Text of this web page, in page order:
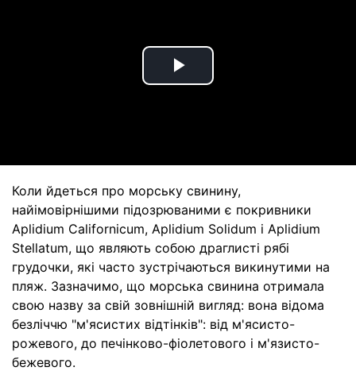
Play
Коли йдеться про морську свинину,
найімовірнішими підозрюваними є покривники
Aplidium Californicum, Aplidium Solidum і Aplidium
Stellatum, що являють собою драглисті рябі
грудочки, які часто зустрічаються викинутими на
пляж. Зазначимо, що морська свинина отримала
свою назву за свій зовнішній вигляд: вона відома
безліччю "м'ясистих відтінків": від м'ясисто-
рожевого, до печінково-фіолетового і м'язисто-
бежевого.